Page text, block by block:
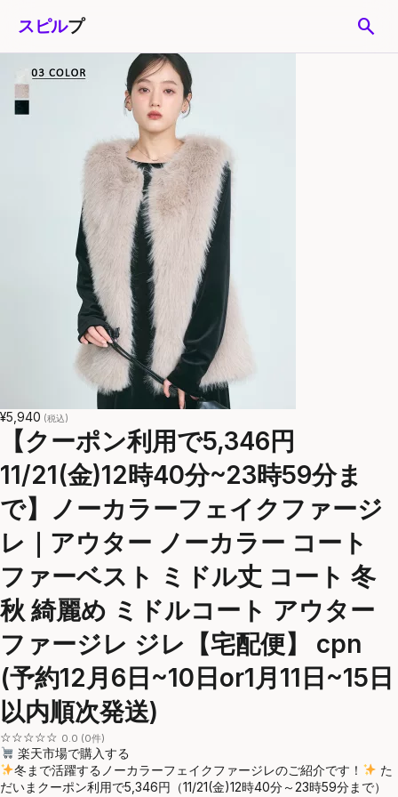
スピルプ search
¥5,940 (税込)
【クーポン利用で5,346円
11/21(金)12時40分~23時59分ま
で】ノーカラーフェイクファージ
レ｜アウター ノーカラー コート
ファーベスト ミドル丈 コート 冬
秋 綺麗め ミドルコート アウター
ファージレ ジレ【宅配便】 cpn
(予約12月6日~10日or1月11日~15日
以内順次発送)
☆☆☆☆☆ 0.0 (0件)
楽天市場で購入する
冬まで活躍するノーカラーフェイクファージレのご紹介です！
た
だいまクーポン利用で5,346円（11/21(金)12時40分～23時59分まで）